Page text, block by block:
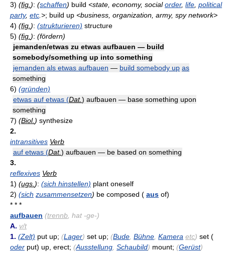
3) (fig.): (schaffen) build <state, economy, socialorder, life, political
party, etc.>; build up <business, organization, army, spy network>
4) (fig.): (strukturieren) structure
5) (fig.): (fördern)
jemanden/etwas zu etwas aufbauen — build
somebody/something up into something
jemanden als etwas aufbauen — build somebody up as
something
6) (gründen)
etwas auf etwas (Dat.) aufbauen — base something upon
something
7) (Biol.) synthesize
2.
intransitives Verb
auf etwas (Dat.) aufbauen — be based on something
3.
reflexives Verb
1) (ugs.): (sich hinstellen) plant oneself
2) (sich zusammensetzen) be composed ( aus of)
* * *
aufbauen (trennb, hat -ge-)
A. v/t
1. (Zelt) put up; (Lager) set up; (Bude, Bühne, Kamera etc) set (
oder put) up, erect; (Ausstellung, Schaubild) mount; (Gerüst)